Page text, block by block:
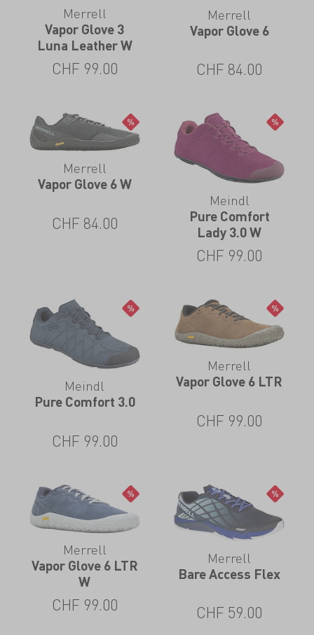
Merrell
Vapor Glove 3
Luna Leather W
CHF 99.00
Merrell
Vapor Glove 6
CHF 84.00
Merrell
Vapor Glove 6 W
CHF 84.00
Meindl
Pure Comfort
Lady 3.0 W
CHF 99.00
Meindl
Pure Comfort 3.0
CHF 99.00
Merrell
Vapor Glove 6 LTR
CHF 99.00
Merrell
Vapor Glove 6 LTR
W
CHF 99.00
Merrell
Bare Access Flex
CHF 59.00